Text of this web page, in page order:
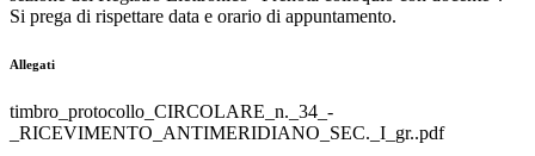
Si prega di rispettare data e orario di appuntamento.
Allegati
timbro_protocollo_CIRCOLARE_n._34_-
_RICEVIMENTO_ANTIMERIDIANO_SEC._I_gr..pdf